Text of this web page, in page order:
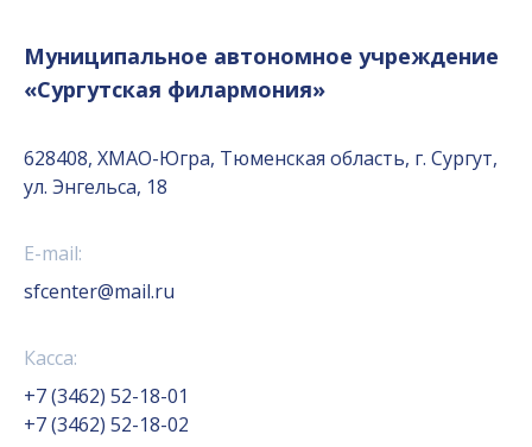
Муниципальное автономное учреждение
«Сургутская филармония»
628408, ХМАО-Югра, Тюменская область, г. Сургут,
ул. Энгельса, 18
E-mail:
sfcenter@mail.ru
Касса:
+7 (3462) 52-18-01
+7 (3462) 52-18-02